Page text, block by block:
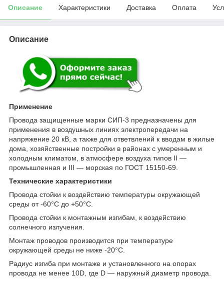
Описание Характеристики Доставка Оплата
Описание
Применение
Провода защищенные марки СИП-3 предназначены для
применения в воздушных линиях электропередачи на
напряжение 20 кВ, а также для ответвлений к вводам в жилые
дома, хозяйственные постройки в районах с умеренным и
холодным климатом, в атмосфере воздуха типов II —
промышленная и III — морская по ГОСТ 15150-69.
Технические характеристики
Провода стойки к воздействию температуры окружающей
среды от -60°С до +50°С.
Провода стойки к монтажным изгибам, к воздействию
солнечного излучения.
Монтаж проводов производится при температуре
окружающей среды не ниже -20°С.
Радиус изгиба при монтаже и установленного на опорах
провода не менее 10D, где D — наружный диаметр провода.